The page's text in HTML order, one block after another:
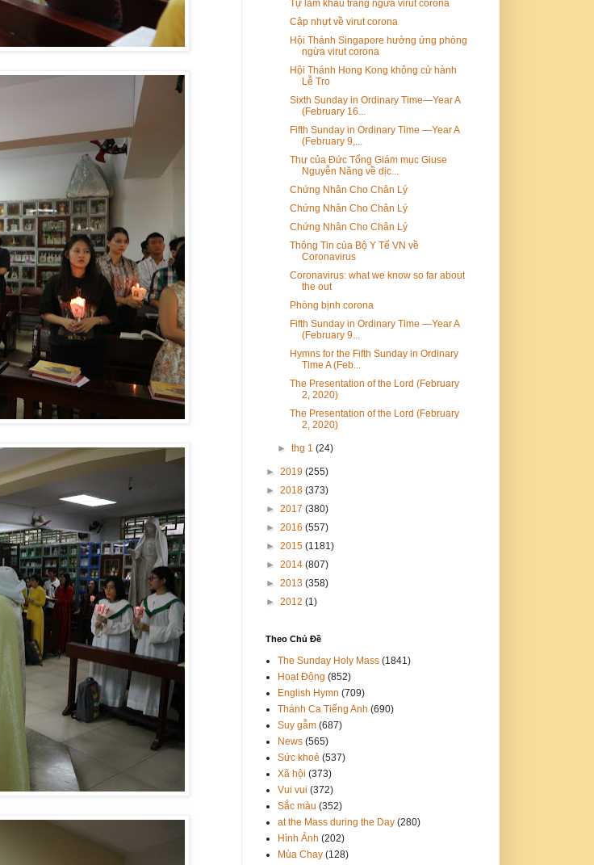
Tự làm khẩu trang ngừa virut corona
Cập nhựt về virut corona
Hội Thánh Singapore hưởng ứng phòng
ngừa virut corona
Hội Thánh Hong Kong không cử hành
Lễ Tro
Sixth Sunday in Ordinary Time—Year A
(February 16...
Fifth Sunday in Ordinary Time —Year A
(February 9,...
Thư của Đức Tổng Giám mục Giuse
Nguyễn Năng về dịc...
Chứng Nhân Cho Chân Lý
Chứng Nhân Cho Chân Lý
Chứng Nhân Cho Chân Lý
Thông Tin của Bộ Y Tế VN về
Coronavirus
Coronavirus: what we know so far about
the out
Phòng bịnh corona
Fifth Sunday in Ordinary Time —Year A
(February 9...
Hymns for the Fifth Sunday in Ordinary
Time A (Feb...
The Presentation of the Lord (February
2, 2020)
The Presentation of the Lord (February
2, 2020)
►thg 1(24)
► 2019 (255)
► 2018 (373)
► 2017 (380)
► 2016 (557)
► 2015 (1181)
► 2014 (807)
► 2013 (358)
► 2012 (1)
Theo Chủ Đề
The Sunday Holy Mass (1841)
Hoạt Động (852)
English Hymn (709)
Thánh Ca Tiếng Anh (690)
Suy gẫm (687)
News (565)
Sức khoẻ (537)
Xã hội (373)
Vui vui (372)
Sắc màu (352)
at the Mass during the Day (280)
Hình Ảnh (202)
Mùa Chay (128)